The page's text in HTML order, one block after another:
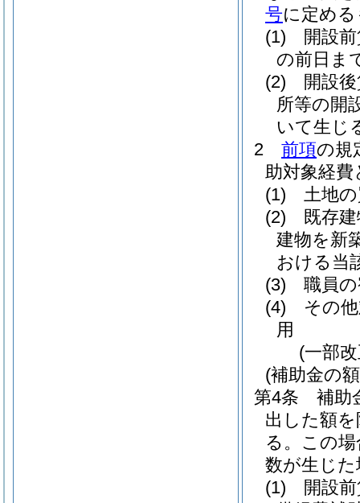
号に定め
(1)
開設
の前日ま
(2)
開設
所等の開
いて生じ
2
前項の規
助対象経
(1)
土地
(2)
既存
建物を新
おける当
(3)
職員
(4)
その
用
(一部
(補助金の
第4条
補助
出した額
る。 この
数が生じ
(1)
開設